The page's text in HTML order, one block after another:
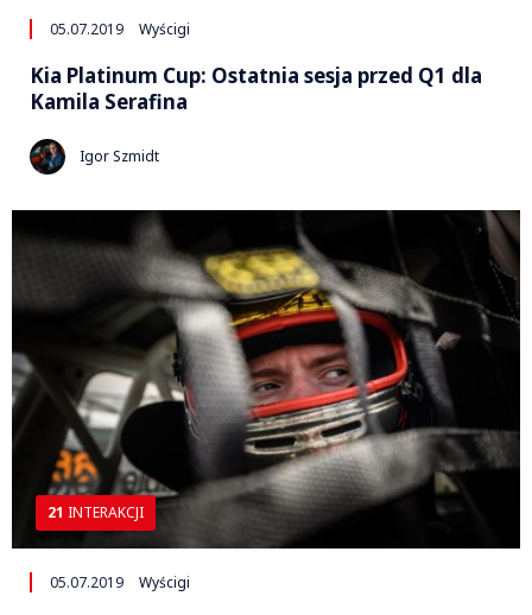
05.07.2019 Wyścigi
Kia Platinum Cup: Ostatnia sesja przed Q1 dla
Kamila Serafina
Igor Szmidt
21 INTERAKCJI
05.07.2019 Wyścigi